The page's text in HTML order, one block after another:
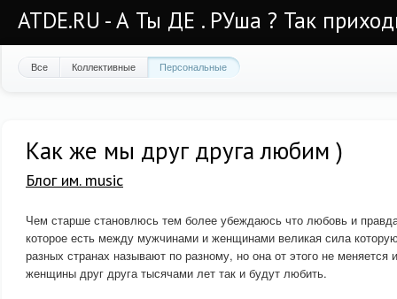
ATDE.RU - А Ты ДЕ . РУша ? Так
Все Коллективные Персональные
Как же мы друг друга любим )
Блог им. music
Чем старше становлюсь тем более убеждаюсь что любовь и
которое есть между мужчинами и женщинами великая сила
разных странах называют по разному, но она от этого не
женщины друг друга тысячами лет так и будут любить.